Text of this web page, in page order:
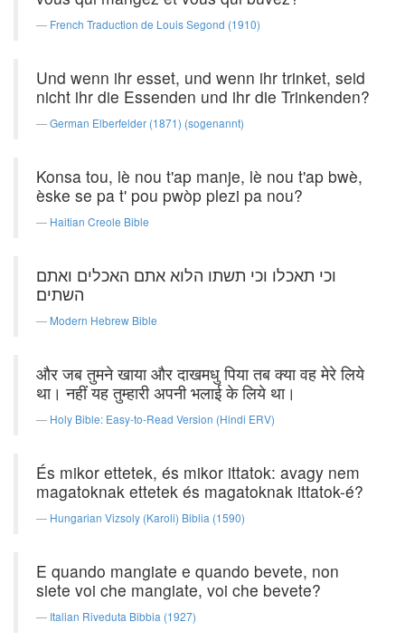
French Traduction de Louis Segond (1910)
Und wenn ihr esset, und wenn ihr trinket, seid
nicht ihr die Essenden und ihr die Trinkenden?
German Elberfelder (1871) (sogenannt)
Konsa tou, lè nou t'ap manje, lè nou t'ap bwè,
èske se pa t' pou pwòp plezi pa nou?
Haitian Creole Bible
וכי תאכלו וכי תשתו הלוא אתם האכלים ואתם
השתים׃
Modern Hebrew Bible
और जब तुमने खाया और दाखमधु पिया तब क्या वह मेरे लिये
था। नहीं यह तुम्हारी अपनी भलाई के लिये था।
Holy Bible: Easy-to-Read Version (Hindi ERV)
És mikor ettetek, és mikor ittatok: avagy nem
magatoknak ettetek és magatoknak ittatok-é?
Hungarian Vizsoly (Karoli) Biblia (1590)
E quando mangiate e quando bevete, non
siete voi che mangiate, voi che bevete?
Italian Riveduta Bibbia (1927)